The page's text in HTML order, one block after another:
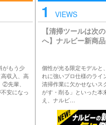
がもう少
収入、高
先輩、
安になっ
1
VIEWS
【清掃ツールは次
へ】ナルビー新商
個性が光る限定モデルと
れに強いプロ仕様のライ
清掃作業に欠かせないス
がす・削る」といった本
え、ナルビ…